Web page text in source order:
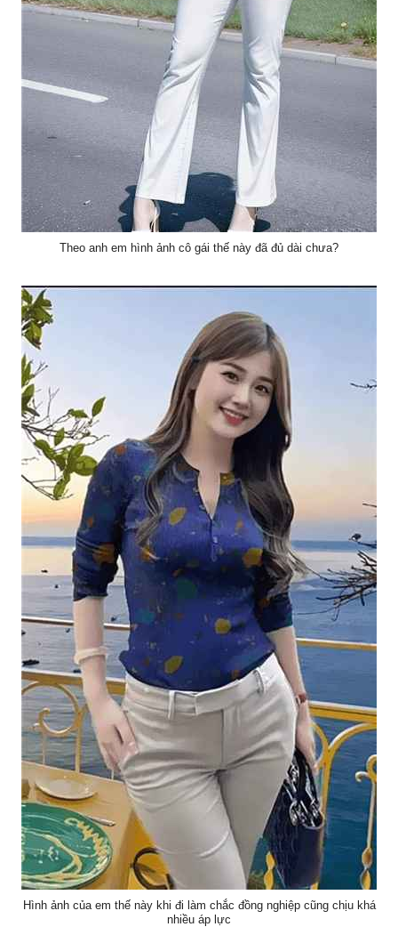
Theo anh em hình ảnh cô gái thế này đã đủ dài chưa?
Hình ảnh của em thế này khi đi làm chắc đồng nghiệp cũng chịu khá
nhiều áp lực